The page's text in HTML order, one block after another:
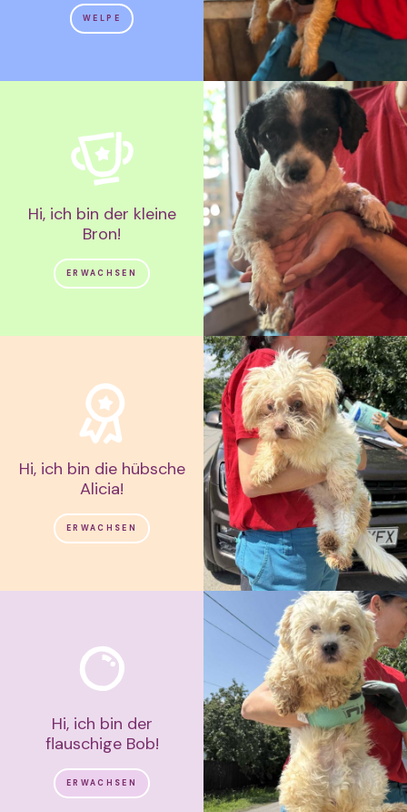
WELPE
Hi, ich bin der kleine
Bron!
ERWACHSEN
Hi, ich bin die hübsche
Alicia!
ERWACHSEN
Hi, ich bin der
flauschige Bob!
ERWACHSEN